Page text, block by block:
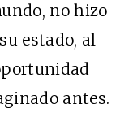
no hizo
estado, al
antes.